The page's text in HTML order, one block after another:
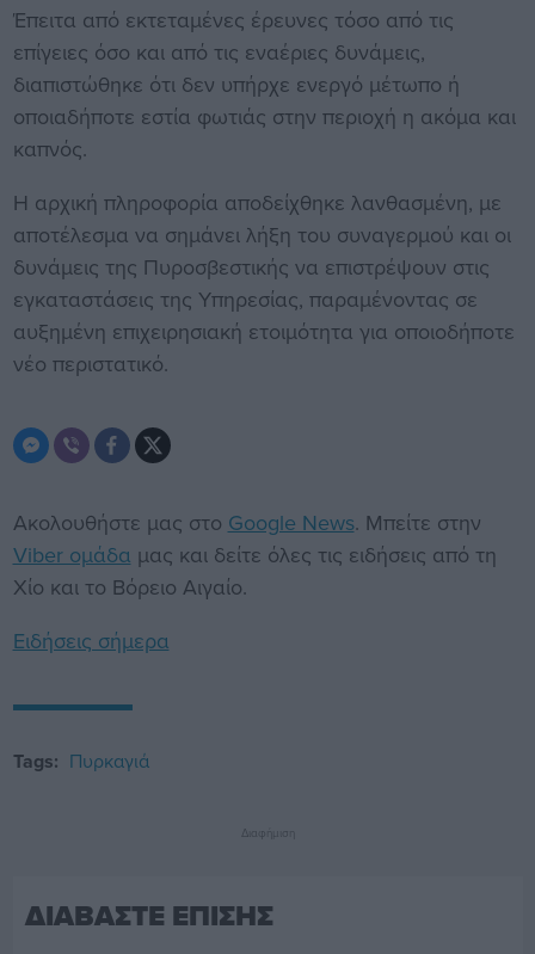
Έπειτα από εκτεταμένες έρευνες τόσο από τις
επίγειες όσο και από τις εναέριες δυνάμεις,
διαπιστώθηκε ότι δεν υπήρχε ενεργό μέτωπο ή
οποιαδήποτε εστία φωτιάς στην περιοχή η ακόμα και
καπνός.
Η αρχική πληροφορία αποδείχθηκε λανθασμένη, με
αποτέλεσμα να σημάνει λήξη του συναγερμού και οι
δυνάμεις της Πυροσβεστικής να επιστρέψουν στις
εγκαταστάσεις της Υπηρεσίας, παραμένοντας σε
αυξημένη επιχειρησιακή ετοιμότητα για οποιοδήποτε
νέο περιστατικό.
Ακολουθήστε μας στο Google News. Μπείτε στην
Viber ομάδα μας και δείτε όλες τις ειδήσεις από τη
Χίο και το Βόρειο Αιγαίο.
Ειδήσεις σήμερα
Tags: Πυρκαγιά
Διαφήμιση
ΔΙΑΒΑΣΤΕ ΕΠΙΣΗΣ